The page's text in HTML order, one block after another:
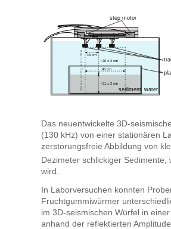
Das neuentwickelte 3D-
(130 kHz) von einer stationären
zerstörungsfreie Abbildung von
Dezimeter schlickiger
wird.
In Laborversuchen konnten
Fruchtgummiwürmer
im 3D-seismischen Würfel in
anhand der reflektierten